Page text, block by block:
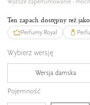
Ten zapach dostępny też
Perfumy Royal
Wybierz wersję
Wersja damska
Pojemność